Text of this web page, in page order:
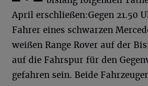
April erschließen:Gegen 21.50
Fahrer eines schwarzen
weißen Range Rover auf der
auf die Fahrspur für den
gefahren sein. Beide